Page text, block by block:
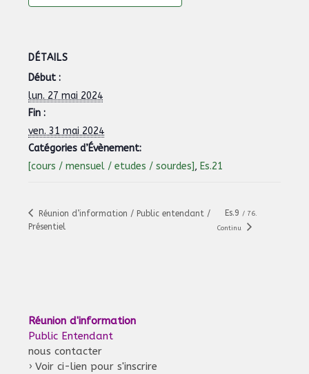
DÉTAILS
Début :
lun. 27 mai 2024
Fin :
ven. 31 mai 2024
Catégories d’Évènement:
[cours / mensuel / etudes / sourdes], Es.21
Réunion d’information / Public entendant /
Présentiel
Es.9/ 76.
Continu
Réunion d'information
Public Entendant
nous contacter
›Voir ci-lien pour s'inscrire